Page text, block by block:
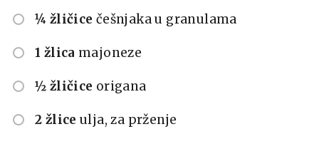
¼ žličice češnjaka u granulama
1 žlica majoneze
½ žličice origana
2 žlice ulja, za prženje